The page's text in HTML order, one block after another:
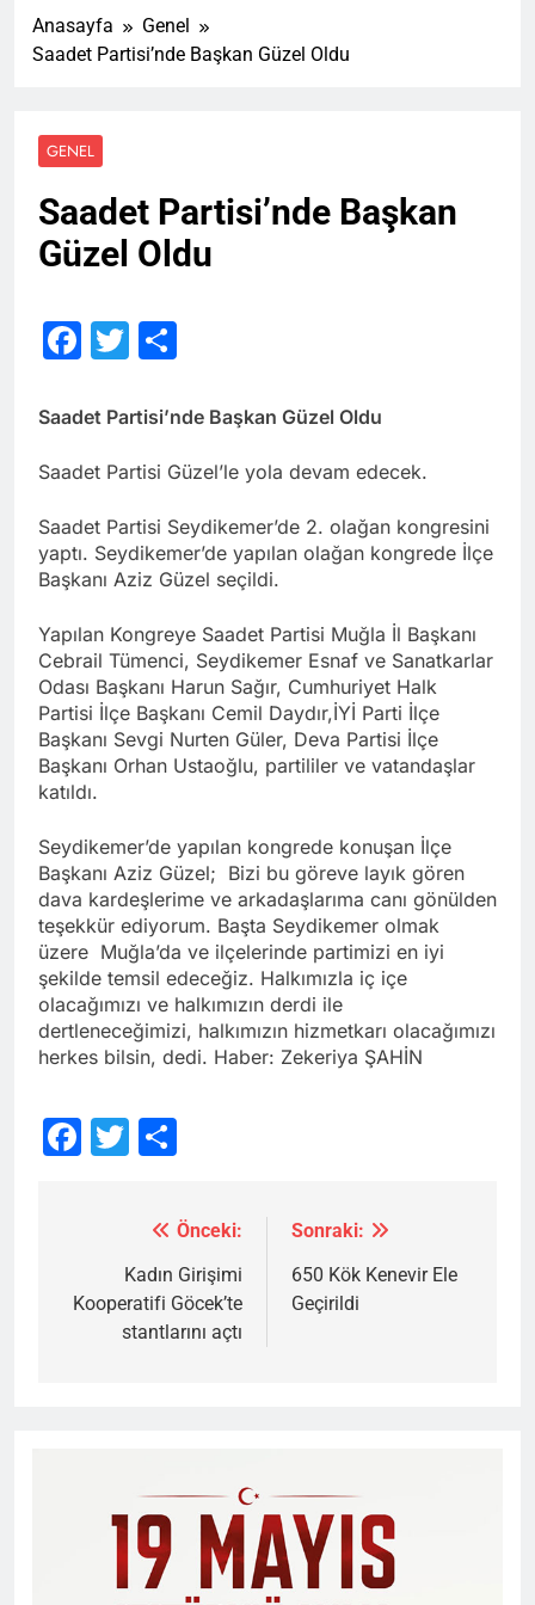
Anasayfa
Genel
Saadet Partisi’nde Başkan Güzel Oldu
GENEL
Saadet Partisi’nde Başkan
Güzel Oldu
Facebook
Twitter
Saadet Partisi’nde Başkan Güzel Oldu
Saadet Partisi Güzel’le yola devam edecek.
Saadet Partisi Seydikemer’de 2. olağan kongresini
yaptı. Seydikemer’de yapılan olağan kongrede İlçe
Başkanı Aziz Güzel seçildi.
Yapılan Kongreye Saadet Partisi Muğla İl Başkanı
Cebrail Tümenci, Seydikemer Esnaf ve Sanatkarlar
Odası Başkanı Harun Sağır, Cumhuriyet Halk
Partisi İlçe Başkanı Cemil Daydır,İYİ Parti İlçe
Başkanı Sevgi Nurten Güler, Deva Partisi İlçe
Başkanı Orhan Ustaoğlu, partililer ve vatandaşlar
katıldı.
Seydikemer’de yapılan kongrede konuşan İlçe
Başkanı Aziz Güzel; Bizi bu göreve layık gören
dava kardeşlerime ve arkadaşlarıma canı gönülden
teşekkür ediyorum. Başta Seydikemer olmak
üzere Muğla’da ve ilçelerinde partimizi en iyi
şekilde temsil edeceğiz. Halkımızla iç içe
olacağımızı ve halkımızın derdi ile
dertleneceğimizi, halkımızın hizmetkarı olacağımızı
herkes bilsin, dedi. Haber: Zekeriya ŞAHİN
Facebook
Twitter
gezinmesi
Önceki:
Kadın Girişimi
Kooperatifi Göcek’te
stantlarını açtı
Sonraki:
650 Kök Kenevir Ele
Geçirildi